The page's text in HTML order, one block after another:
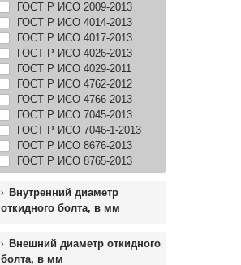
ГОСТ Р ИСО 2009-2013
ГОСТ Р ИСО 4014-2013
ГОСТ Р ИСО 4017-2013
ГОСТ Р ИСО 4026-2013
ГОСТ Р ИСО 4029-2011
ГОСТ Р ИСО 4762-2012
ГОСТ Р ИСО 4766-2013
ГОСТ Р ИСО 7045-2013
ГОСТ Р ИСО 7046-1-2013
ГОСТ Р ИСО 8676-2013
ГОСТ Р ИСО 8765-2013
Внутренний диаметр
откидного болта, в мм
Внешний диаметр откидного
болта, в мм